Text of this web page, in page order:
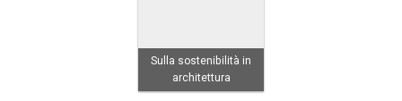
Sulla sostenibilità in
architettura